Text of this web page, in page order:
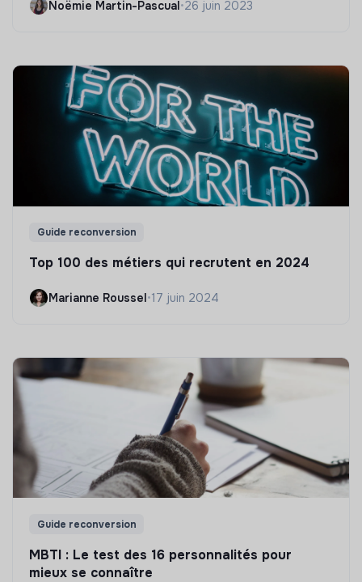
Noëmie Martin-Pascual•26 juin 2023
Guide reconversion
Top 100 des métiers qui recrutent en 2024
Marianne Roussel•17 juin 2024
Guide reconversion
MBTI : Le test des 16 personnalités pour
mieux se connaître